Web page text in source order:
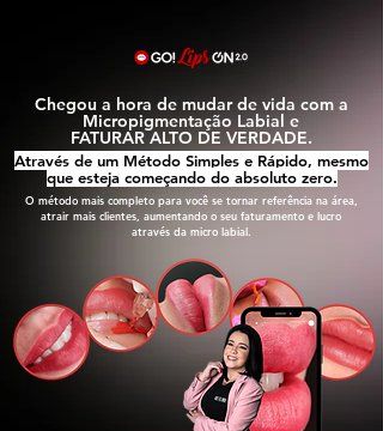
Chegou a hora de mudar de vida com a
Micropigmentação Labial e
FATURAR ALTO DE VERDADE.
Através de um Método Simples e Rápido, mesmo
que esteja começando do absoluto zero.
O método mais completo para você se tornar referência na área,
atrair mais clientes, aumentando o seu faturamento e lucro
através da micro labial.